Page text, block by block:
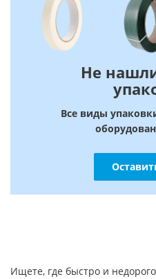
Не
Все виды
Ищете, где быстро и